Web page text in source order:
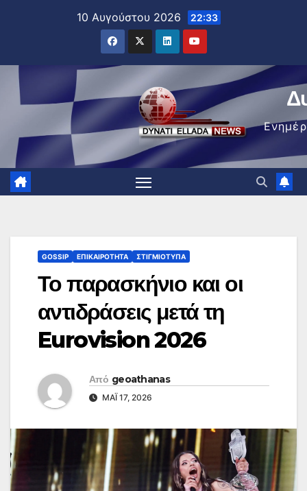
10 Αυγούστου 2026 22:33
GOSSIP ΕΠΙΚΑΙΡΌΤΗΤΑ ΣΤΙΓΜΙΌΤΥΠΑ
Το παρασκήνιο και οι
αντιδράσεις μετά τη
Eurovision 2026
Από geoathanas
ΜΆΙ 17, 2026